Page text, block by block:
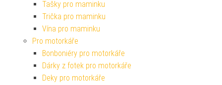
Tašky pro maminku
Trička pro maminku
Vína pro maminku
Pro motorkáře
Bonboniéry pro motorkáře
Dárky z fotek pro motorkáře
Deky pro motorkáře